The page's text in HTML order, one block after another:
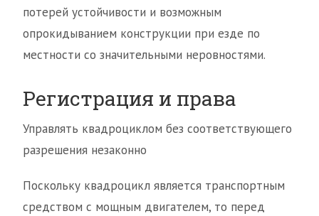
потерей устойчивости и возможным
опрокидыванием конструкции при езде по
местности со значительными неровностями.
Регистрация и права
Управлять квадроциклом без соответствующего
разрешения незаконно
Поскольку квадроцикл является транспортным
средством с мощным двигателем, то перед